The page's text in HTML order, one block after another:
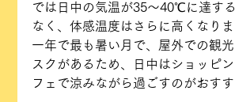
では日中の気温が35〜40℃に達す
なく、体感温度はさらに高くなり
一年で最も暑い月で、屋外での観
スクがあるため、日中はショッピ
フェで涼みながら過ごすのがおすす